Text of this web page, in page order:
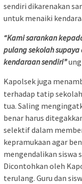
sendiri dikarenakan
untuk menaiki
“Kami sarankan
pulang sekolah
kendaraan sendiri”
Kapolsek juga
terhadap tatip
tua. Saling
benar harus
selektif dalam
kepramukaan agar
mengendalikan siswa
Dicontohkan oleh
terulang. Guru dan